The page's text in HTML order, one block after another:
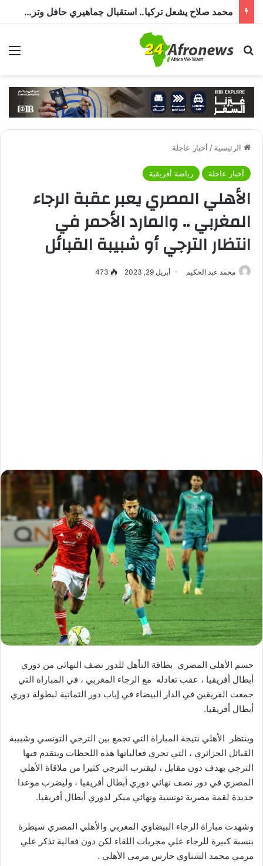
محمد صلاح يشعل تركيا.. استقبال جماهيري حافل وترحيب بـ”الملك المصري” قبل انضمامه إلى طرابزون سبور
بحث عن
الرئيسية / أخبار عاجلة
أخبار عاجلة رياضة أفريقية
الأهلي المصري يعبر عقبة الرجاء
المغربي .. والمارد الأحمر في
انتظار الترجي أو شبيبة القبائل
محمد عبد الحكيم أبريل 29, 2023 473
حسم الأهلي المصري بطاقة التأهل للدور نصف النهائي من دوري
أبطال أفريقيا ، عقب تعادله مع الرجاء المغربي ، في المباراة التي
جمعت الفريقين في الدار البيضاء في إياب دور الثمانية لبطولة دوري
أبطال أفريقيا.
وينتظر الأهلي نتيجة المباراة التي تجمع بين الترجي التونسي وشبيبة
القبائل الجزائري ، التي تجري فعالياتها هذه اللحظات ويتقدم فيها
الترجي بهدف دون مقابل ، ليقترب الترجي كثيرا من ملاقاة الأهلي
المصري في دور نصف نهائي دوري أبطال أفريقيا ، وليضرب موعدا
جديدة لقمة مصرية تونسية ونهائي مبكر لدوري أبطال أفريقيا.
وشهدت مباراة الرجاء البيضاوي المغربي والأهلي المصري سيطرة
بنسبة كبيرة للرجاء علي مجريات اللقاء لكن دون فعالية تذكر علي
مرمي محمد الشناوي حارس مرمي الأهلي .